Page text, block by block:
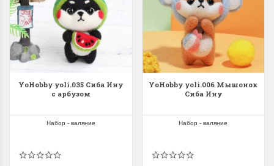
YoHobby yoli.035 Сиба Ину
с арбузом
Набор - валяние
YoHobby yoli.006 Мышонок
Сиба Ину
Набор - валяние